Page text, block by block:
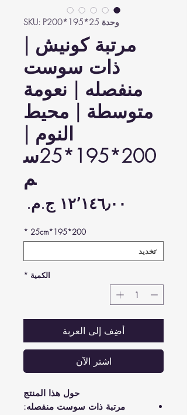
وحدة SKU: P200*195*25
مرتبة كونيش |
ذات سوست
منفصله | نعومة
متوسطة | محيط
النوم |
200*195*25س
م
200*195*25cm
*
الكمية *
أضِف إلى العربة
اشترِ الآن
حول هذا المنتج
مرتبة ذات سوست منفصله: